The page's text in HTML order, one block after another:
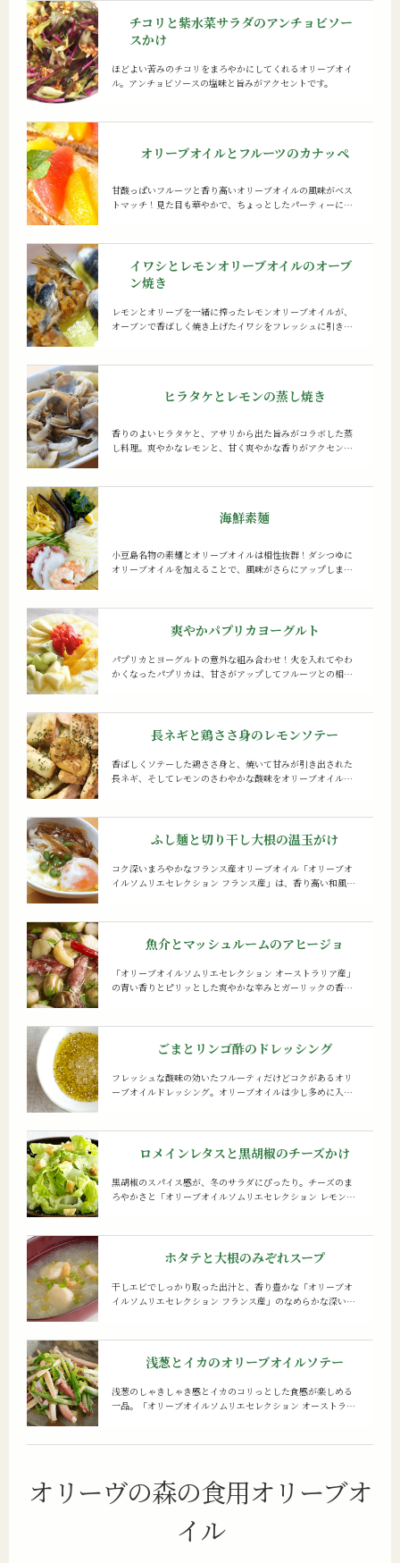
チコリと紫水菜サラダのアンチョビソー
スかけ
ほどよい苦みのチコリをまろやかにしてくれるオリーブオイ
ル。アンチョビソースの塩味と旨みがアクセントです。
オリーブオイルとフルーツのカナッペ
甘酸っぱいフルーツと香り高いオリーブオイルの風味がベス
トマッチ！見た目も華やかで、ちょっとしたパーティーによ
イワシとレモンオリーブオイルのオーブ
ン焼き
レモンとオリーブを一緒に搾ったレモンオリーブオイルが、
オーブンで香ばしく焼き上げたイワシをフレッシュに引き立
す。
ヒラタケと レモンの蒸し焼き
香りのよいヒラタケと、アサリから出た旨みがコラボした蒸
し料理。爽やかなレモンと、甘く爽やかな香りがアクセント
海鮮素麺
小豆島名物の素麺とオリーブオイルは相性抜群！ダシつゆに
オリーブオイルを加えることで、風味がさらにアップしま
爽やかパプリカ ヨーグルト
パプリカとヨーグルトの意外な組み合わせ！火を入れてやわ
かくなったパプリカは、甘さがアップしてフルーツとの相性
長ネギと鶏ささ身のレモンソテー
香ばしくソテーした鶏ささ身と、焼いて甘みが引き出された
長ネギ、そしてレモンのさわやかな酸味をオリーブオイルが
ふし麺と切り干し大根の温玉がけ
コク深いまろやかなフランス産オリーブオイル「オリーブオ
イルソムリエセレクション フランス産」は、香り高い和風の
魚介とマッシュルームのアヒージョ
「オリーブオイルソムリエセレクション オーストラリア産」
の青い香りとピリッとした爽やかな辛みとガーリックの香り
ごまとリンゴ酢の ドレッシング
フレッシュな酸味の効いたフルーティだけどコクがあるオリ
ーブオイルドレッシング。オリーブオイルは少し多めに入れ
ロメインレタスと黒胡椒のチーズかけ
黒胡椒のスパイス感が、冬のサラダにぴったり。チーズのま
ろやかさと「オリーブオイルソムリエセレクション レモンオ
ホタテと大根のみぞれスープ
干しエビでしっかり取った出汁と、香り豊かな「オリーブオ
イルソムリエセレクション フランス産」のなめらかな深い味
浅葱とイカのオリーブオイルソテー
浅葱のしゃきしゃき感とイカのコリっとした食感が楽しめる
一品。「オリーブオイルソムリエセレクション オーストラリ
オリーヴの森の食用オリーブオ
イル